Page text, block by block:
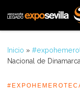
Saltar al contenido
Inicio »
Nacional de